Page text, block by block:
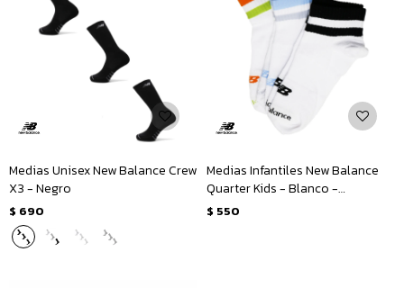
Medias Unisex New Balance Crew
X3 - Negro
$ 690
Medias Infantiles New Balance
Quarter Kids - Blanco -
Multicolor
$ 550